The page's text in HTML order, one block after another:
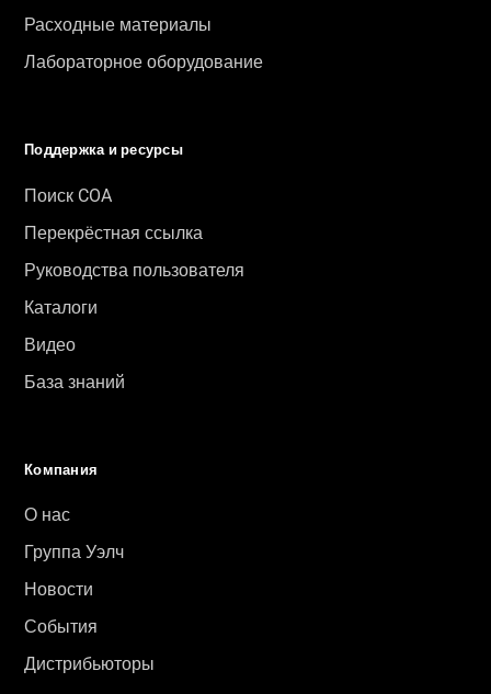
Расходные материалы
Лабораторное оборудование
Поддержка и ресурсы
Поиск COA
Перекрёстная ссылка
Руководства пользователя
Каталоги
Видео
База знаний
Компания
О нас
Группа Уэлч
Новости
События
Дистрибьюторы